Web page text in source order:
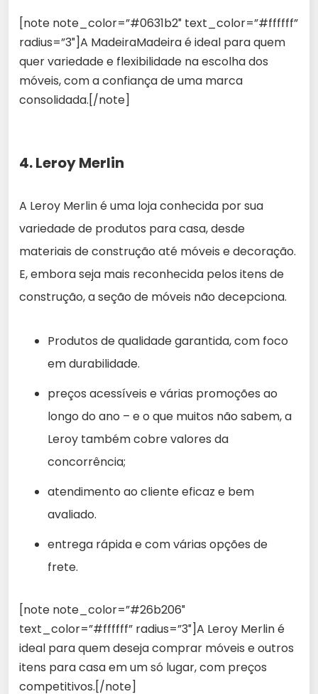
[note note_color=”#0631b2″ text_color=”#ffffff”
radius=”3″]A MadeiraMadeira é ideal para quem
quer variedade e flexibilidade na escolha dos
móveis, com a confiança de uma marca
consolidada.[/note]
4. Leroy Merlin
A Leroy Merlin é uma loja conhecida por sua
variedade de produtos para casa, desde
materiais de construção até móveis e decoração.
E, embora seja mais reconhecida pelos itens de
construção, a seção de móveis não decepciona.
Produtos de qualidade garantida, com foco
em durabilidade.
preços acessíveis e várias promoções ao
longo do ano – e o que muitos não sabem, a
Leroy também cobre valores da
concorrência;
atendimento ao cliente eficaz e bem
avaliado.
entrega rápida e com várias opções de
frete.
[note note_color=”#26b206″
text_color=”#ffffff” radius=”3″]A Leroy Merlin é
ideal para quem deseja comprar móveis e outros
itens para casa em um só lugar, com preços
competitivos.[/note]